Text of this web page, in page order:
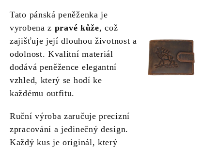
Tato pánská peněženka je
vyrobena z pravé kůže, což
zajišťuje její dlouhou životnost a
odolnost. Kvalitní materiál
dodává peněžence elegantní
vzhled, který se hodí ke
každému outfitu.
Ruční výroba zaručuje precizní
zpracování a jedinečný design.
Každý kus je originál, který